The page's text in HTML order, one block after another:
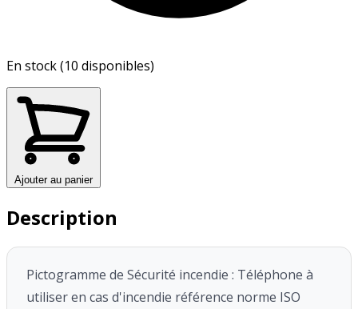
En stock (10 disponibles)
Ajouter au panier
Description
Pictogramme de Sécurité incendie : Téléphone à
utiliser en cas d'incendie référence norme ISO